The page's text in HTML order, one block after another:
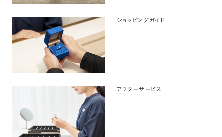
ショッピングガイド
アフターサービス